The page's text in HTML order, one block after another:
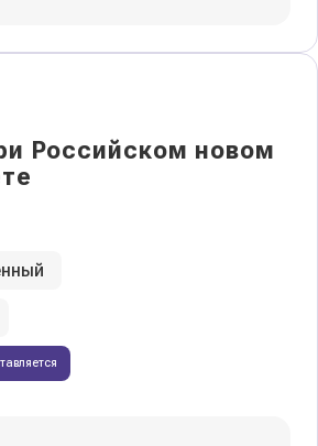
Российском новом